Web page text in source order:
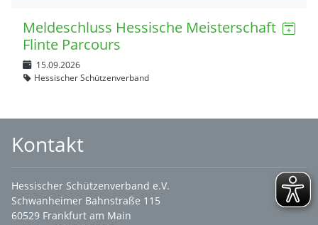
Meldeschluss Hessische Meisterschaft
Flinte Parcours
15.09.2026
Hessischer Schützenverband
Kontakt
Hessischer Schützenverband e.V.
Schwanheimer Bahnstraße 115
60529 Frankfurt am Main